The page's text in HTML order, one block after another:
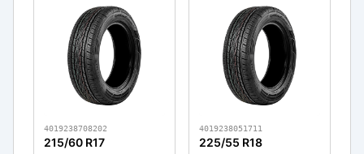
4019238708202
215/60 R17
4019238051711
225/55 R18